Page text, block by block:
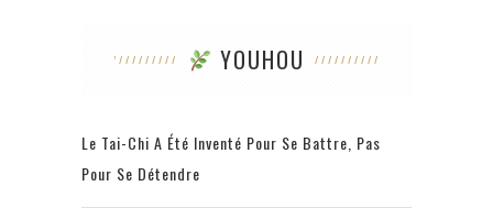
YOUHOU
Le Tai-Chi A Été Inventé Pour Se Battre, Pas
Pour Se Détendre